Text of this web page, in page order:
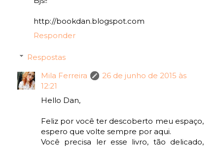
http://bookdan.blogspot.com
Responder
Respostas
Mila Ferreira
26 de junho de 2015 às
12:21
Hello Dan,
Feliz por você ter descoberto meu espaço,
espero que volte sempre por aqui.
Você precisa ler esse livro, tão delicado,